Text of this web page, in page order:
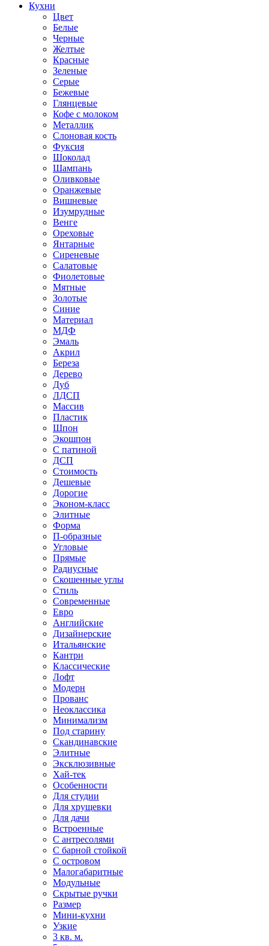
Кухни
Цвет
Белые
Черные
Желтые
Красные
Зеленые
Серые
Бежевые
Глянцевые
Кофе с молоком
Металлик
Слоновая кость
Фуксия
Шоколад
Шампань
Оливковые
Оранжевые
Вишневые
Изумрудные
Венге
Ореховые
Янтарные
Сиреневые
Салатовые
Фиолетовые
Мятные
Золотые
Синие
Материал
МДФ
Эмаль
Акрил
Береза
Дерево
Дуб
ЛДСП
Массив
Пластик
Шпон
Экошпон
С патиной
ДСП
Стоимость
Дешевые
Дорогие
Эконом-класс
Элитные
Форма
П-образные
Угловые
Прямые
Радиусные
Скошенные углы
Стиль
Современные
Евро
Английские
Дизайнерские
Итальянские
Кантри
Классические
Лофт
Модерн
Прованс
Неоклассика
Минимализм
Под старину
Скандинавские
Элитные
Эксклюзивные
Хай-тек
Особенности
Для студии
Для хрущевки
Для дачи
Встроенные
С антресолями
С барной стойкой
С островом
Малогабаритные
Модульные
Скрытые ручки
Размер
Мини-кухни
Узкие
3 кв. м.